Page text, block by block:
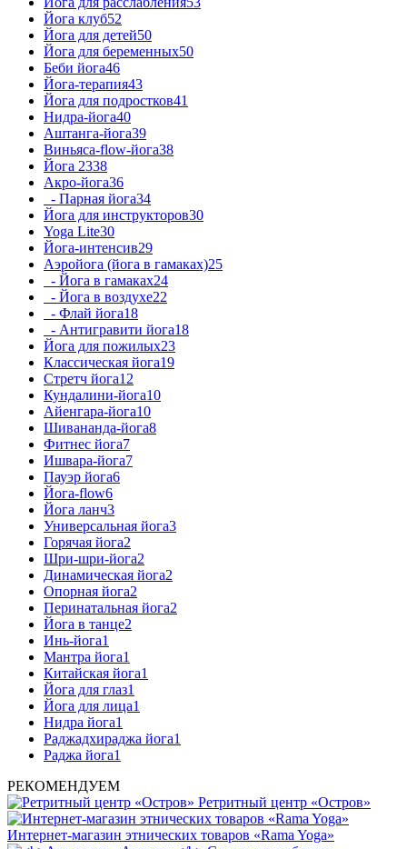
Йога клуб52
Йога для детей50
Йога для беременных50
Беби йога46
Йога-терапия43
Йога для подростков41
Нидра-йога40
Аштанга-йога39
Виньяса-flow-йога38
Йога 2338
Акро-йога36
- Парная йога34
Йога для инструкторов30
Yoga Lite30
Йога-интенсив29
Аэройога (йога в гамаках)25
- Йога в гамаках24
- Йога в воздухе22
- Флай йога18
- Антигравити йога18
Йога для пожилых23
Классическая йога19
Стретч йога12
Кундалини-йога10
Айенгара-йога10
Шивананда-йога8
Фитнес йога7
Ишвара-йога7
Пауэр йога6
Йога-flow6
Йога ланч3
Универсальная йога3
Горячая йога2
Шри-шри-йога2
Динамическая йога2
Опорная йога2
Перинатальная йога2
Йога в танце2
Инь-йога1
Мантра йога1
Китайская йога1
Йога для глаз1
Йога для лица1
Нидра йога1
Раджадхираджа йога1
Раджа йога1
РЕКОМЕНДУЕМ
Ретритный центр «Остров»
Интернет-магазин этнических товаров «Rama Yoga»